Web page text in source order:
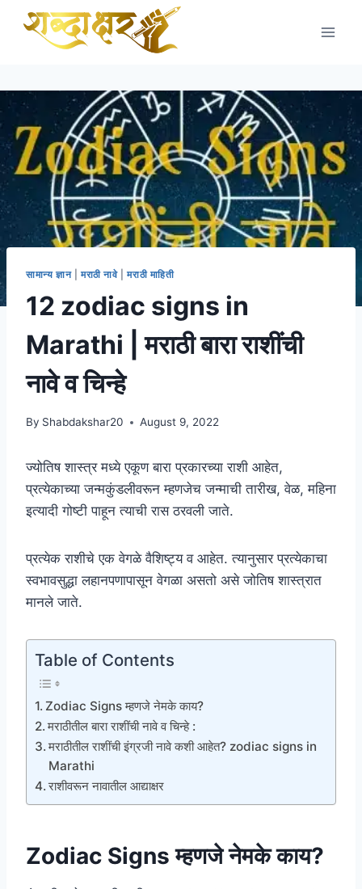
सामान्य ज्ञान| मराठी नावे|मराठी माहिती
12 zodiac signs in
Marathi | मराठी बारा राशींची
नावे व चिन्हे
By Shabdakshar20 August 9, 2022
ज्योतिष शास्त्र मध्ये एकूण बारा प्रकारच्या राशी आहेत,
प्रत्येकाच्या जन्मकुंडलीवरून म्हणजेच जन्माची तारीख, वेळ, महिना
इत्यादी गोष्टी पाहून त्याची रास ठरवली जाते.
प्रत्येक राशीचे एक वेगळे वैशिष्ट्य व आहेत. त्यानुसार प्रत्येकाचा
स्वभावसुद्धा लहानपणापासून वेगळा असतो असे जोतिष शास्त्रात
मानले जाते.
Table of Contents
Zodiac Signs म्हणजे नेमके काय?
मराठीतील बारा राशींची नावे व चिन्हे :
मराठीतील राशींची इंग्रजी नावे कशी आहेत? zodiac signs in
Marathi
राशीवरून नावातील आद्याक्षर
Zodiac Signs म्हणजे नेमके काय?